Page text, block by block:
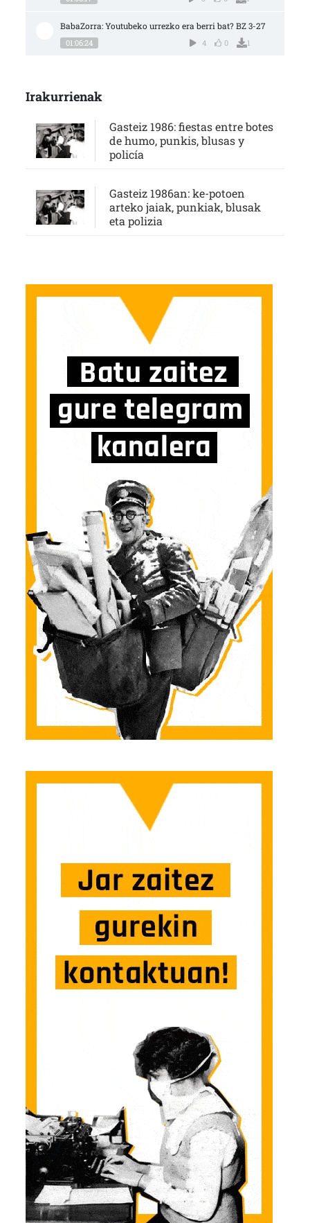
BabaZorra: Youtubeko urrezko era berri bat? BZ 3-27
01:06:24 4 0 1
Irakurrienak
Gasteiz 1986: fiestas entre botes
de humo, punkis, blusas y
policía
Gasteiz 1986an: ke-potoen
arteko jaiak, punkiak, blusak
eta polizia